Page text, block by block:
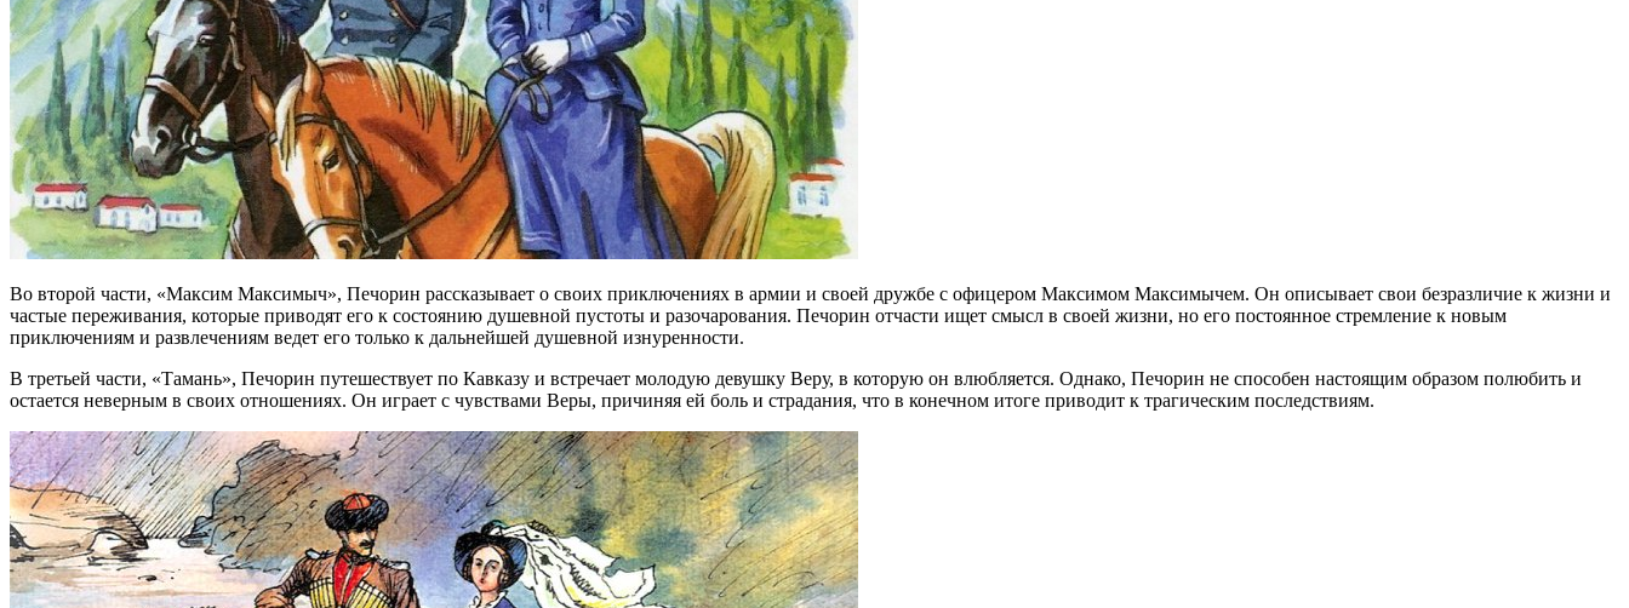
Во второй части, «Максим Максимыч», Печорин рассказывает о своих приключениях в армии и своей дружбе с офицером Максимом Максимычем. Он описывает свои безразличие к жизни и
частые переживания, которые приводят его к состоянию душевной пустоты и разочарования. Печорин отчасти ищет смысл в своей жизни, но его постоянное стремление к новым
приключениям и развлечениям ведет его только к дальнейшей душевной изнуренности.
В третьей части, «Тамань», Печорин путешествует по Кавказу и встречает молодую девушку Веру, в которую он влюбляется. Однако, Печорин не способен настоящим образом полюбить и
остается неверным в своих отношениях. Он играет с чувствами Веры, причиняя ей боль и страдания, что в конечном итоге приводит к трагическим последствиям.